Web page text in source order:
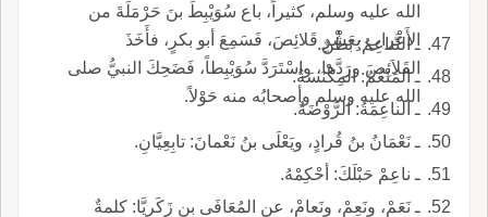
الله عليه وسلم، كثيراً، باع سُوَيْبِطَ بنَ حَرْمَلَةَ من
الأَعْرابِ بِعَشْرِ قَلائِصَ، فَسَمِعَ أبو بكرٍ، فأَخَذَ
القَلاَئِصَ ورَدَّها، واسْتَرَدَّ سُوَيْبِطاً، فَضَحِكَ النبيُّ صلى
الله عليه وسلم وأصحابُه منه حَوْلاً.
ـ التَّناعِمُ: بَطْنٌ.
ـ المَنْعُمُ: المِكْنَسَةُ.
ـ الناعِمَةُ: الرَّوْضَةُ.
ـ نَعْمَانُ بنُ قُرادٍ، ويَعْلَى بنُ نَعْمانَ: تابِعِيَّانِ.
ـ ناعِمْ حَبْلَكَ: أحْكِمْهُ.
ـ نَعَمْ، ونَعِمْ، ونَعامْ، عن المُعَافَى بنِ زَكَرِيَّا: كلمةٌ